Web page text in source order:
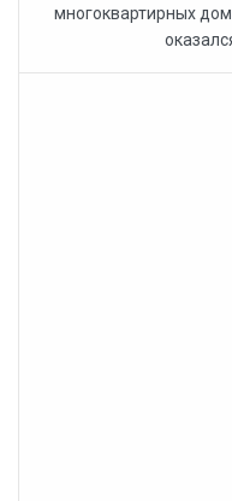
многоквартирных